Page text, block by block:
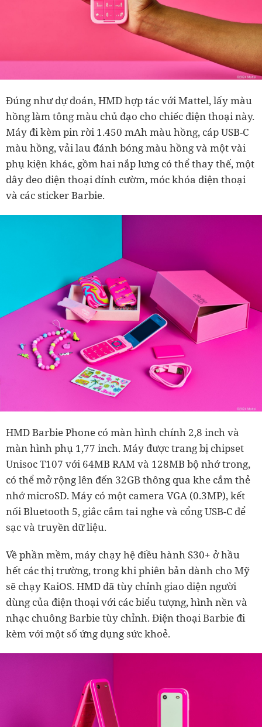
Đúng như dự đoán, HMD hợp tác với Mattel, lấy màu
hồng làm tông màu chủ đạo cho chiếc điện thoại này.
Máy đi kèm pin rời 1.450 mAh màu hồng, cáp USB-C
màu hồng, vải lau đánh bóng màu hồng và một vài
phụ kiện khác, gồm hai nắp lưng có thể thay thế, một
dây đeo điện thoại đính cườm, móc khóa điện thoại
và các sticker Barbie.
HMD Barbie Phone có màn hình chính 2,8 inch và
màn hình phụ 1,77 inch. Máy được trang bị chipset
Unisoc T107 với 64MB RAM và 128MB bộ nhớ trong,
có thể mở rộng lên đến 32GB thông qua khe cắm thẻ
nhớ microSD. Máy có một camera VGA (0.3MP), kết
nối Bluetooth 5, giắc cắm tai nghe và cổng USB-C để
sạc và truyền dữ liệu.
Về phần mềm, máy chạy hệ điều hành S30+ ở hầu
hết các thị trường, trong khi phiên bản dành cho Mỹ
sẽ chạy KaiOS. HMD đã tùy chỉnh giao diện người
dùng của điện thoại với các biểu tượng, hình nền và
nhạc chuông Barbie tùy chỉnh. Điện thoại Barbie đi
kèm với một số ứng dụng sức khoẻ.